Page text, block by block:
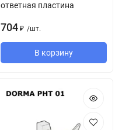
ответная пластина
704 ₽ /шт.
В корзину